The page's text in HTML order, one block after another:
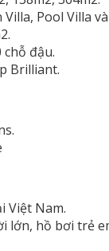
Pool Villa và
đậu.
Brilliant.
Việt Nam.
lớn, hồ bơi trẻ